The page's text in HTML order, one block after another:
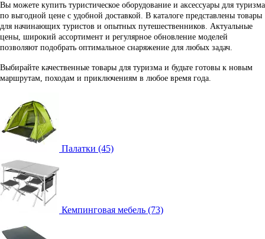
Вы можете купить туристическое оборудование и аксессуары для туризма
по выгодной цене с удобной доставкой. В каталоге представлены товары
для начинающих туристов и опытных путешественников. Актуальные
цены, широкий ассортимент и регулярное обновление моделей
позволяют подобрать оптимальное снаряжение для любых задач.
Выбирайте качественные товары для туризма и будьте готовы к новым
маршрутам, походам и приключениям в любое время года.
Палатки (45)
Кемпинговая мебель (73)